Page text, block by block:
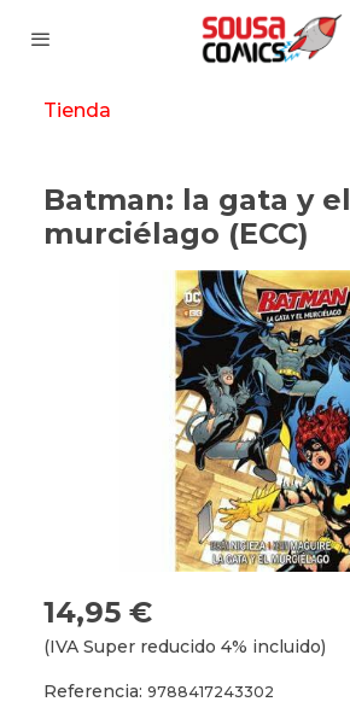
Tienda
Batman: la gata y el
murciélago (ECC)
14,95 €
(IVA Super reducido 4% incluido)
Referencia: 9788417243302